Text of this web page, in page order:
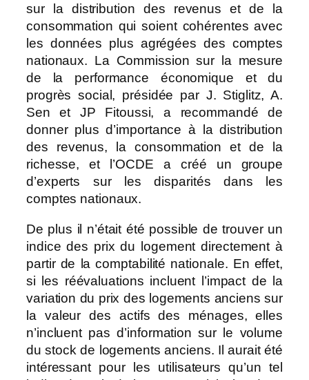
sur la distribution des revenus et de la
consommation qui soient cohérentes avec
les données plus agrégées des comptes
nationaux. La Commission sur la mesure
de la performance économique et du
progrès social, présidée par J. Stiglitz, A.
Sen et JP Fitoussi, a recommandé de
donner plus d’importance à la distribution
des revenus, la consommation et de la
richesse, et l’OCDE a créé un groupe
d’experts sur les disparités dans les
comptes nationaux.
De plus il n’était été possible de trouver un
indice des prix du logement directement à
partir de la comptabilité nationale. En effet,
si les réévaluations incluent l’impact de la
variation du prix des logements anciens sur
la valeur des actifs des ménages, elles
n’incluent pas d’information sur le volume
du stock de logements anciens. Il aurait été
intéressant pour les utilisateurs qu’un tel